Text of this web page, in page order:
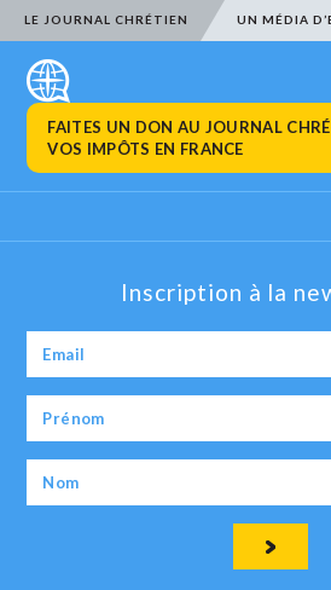
LE JOURNAL CHRÉTIEN UN MÉDIA
FAITES UN DON AU JOURNAL
VOS IMPÔTS EN FRANCE
Inscription à la